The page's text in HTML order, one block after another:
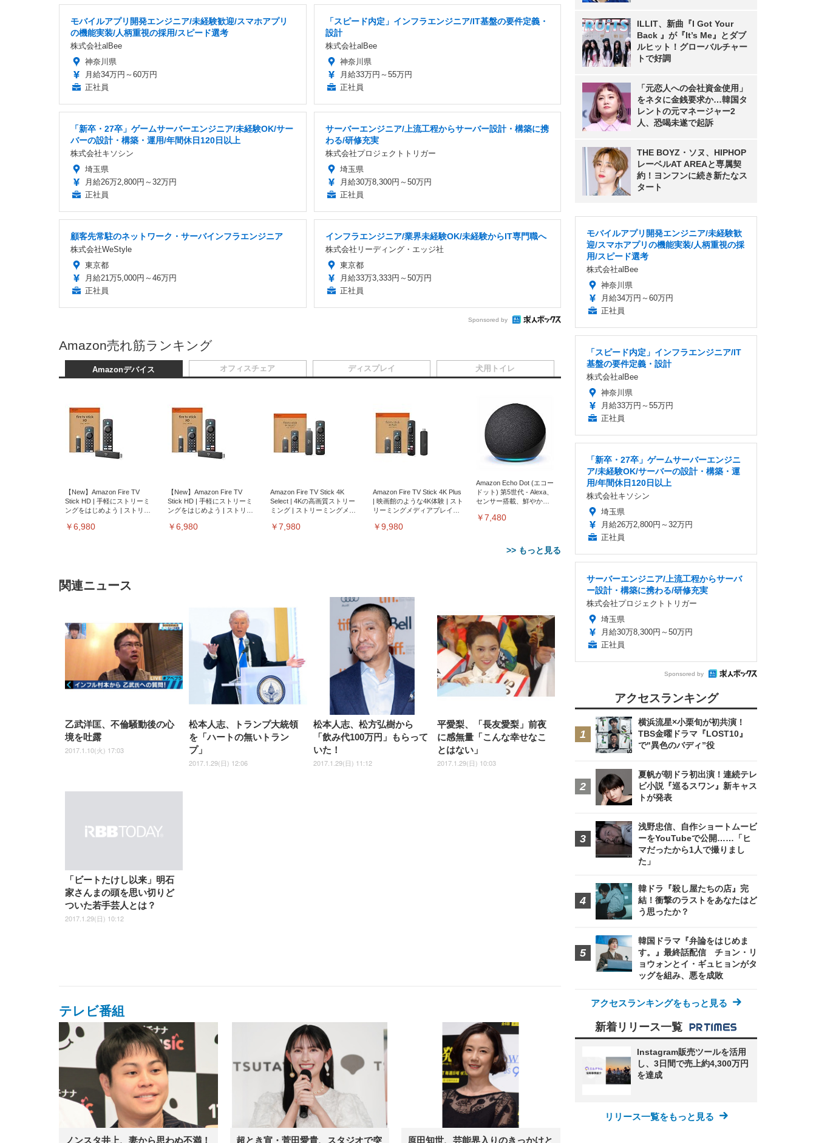
モバイルアプリ開発エンジニア/未経験歓迎/スマホアプリ
の機能実装/人柄重視の採用/スピード選考
株式会社alBee
神奈川県
月給34万円～60万円
正社員
「スピード内定」インフラエンジニア/IT基盤の要件定義・
設計
株式会社alBee
神奈川県
月給33万円～55万円
正社員
「新卒・27卒」ゲームサーバーエンジニア/未経験OK/サー
バーの設計・構築・運用/年間休日120日以上
株式会社キソシン
埼玉県
月給26万2,800円～32万円
正社員
サーバーエンジニア/上流工程からサーバー設計・構築に携
わる/研修充実
株式会社プロジェクトトリガー
埼玉県
月給30万8,300円～50万円
正社員
顧客先常駐のネットワーク・サーバインフラエンジニア
株式会社WeStyle
東京都
月給21万5,000円～46万円
正社員
インフラエンジニア/業界未経験OK/未経験からIT専門職へ
株式会社リーディング・エッジ社
東京都
月給33万3,333円～50万円
正社員
Sponsored by
Amazon売れ筋ランキング
Amazonデバイス
【New】Amazon Fire TV
Stick HD | 手軽にストリーミ
ングをはじめよう | ストリー
￥6,980
【New】Amazon Fire TV
Stick HD | 手軽にストリーミ
ングをはじめよう | ストリー
￥6,980
Amazon Fire TV Stick 4K
Select | 4Kの高画質ストリー
ミング | ストリーミングメデ
￥7,980
Amazon Fire TV Stick 4K Plus
| 映画館のような4K体験 | スト
リーミングメディアプレイヤ
￥9,980
Amazon Echo Dot (エコー
ドット) 第5世代 - Alexa、
センサー搭載、鮮やかな
￥7,480
>> もっと見る
オフィスチェア
[EdoErgo] オフィスチェア 椅
子 テレワーク 疲れない 跳ね
上げ式アームレスト コンパク
ッシュ 在宅ワーク H-
WY01(黒網+黒枠+黒足)
SIHOO B100 オフィスチェア
／デスクチェア メッシュチェ
ア 人間工学 疲れない ブラッ
￥27,999
Sezlife オフィスチェア デスク
チェア 疲れない テレワーク
チェア 強化バックレスト 30
度ロッキング機能 人間工学 椅
子 腰サポート 90度跳ね上げ
式アームレスト 3Dヘッドレス
ト ハンガー付き 高反発クッシ
ョン PCチェア 通気性メッシ
ュ ゲーミング/勉強/事務用 お
しゃれ パソコンチェア (ブラ
￥7,680
Sezlife オフィスチェア デスク
チェア 疲れない テレワーク
チェア 強化バックレスト 30度
ロッキング機能 人間工学 椅子
腰サポート 90度跳ね上げ式ア
ームレスト 3Dヘッドレスト
ハンガー付き 高反発クッショ
ン PCチェア 通気性メッシュ
ゲーミング/勉強/事務用 おし
ゃれ パソコンチェア (ホワイ
￥7,680
ANDWINT オフィスチェ
ア デスクチェア 肘なし メ
ッシュ 通気性 ランバーサ
ポート付き 腰サポート ガ
クト 幅52×奥行58.5×高さ
84～96cm テレワーク 在
宅勤務 ブラック
￥4,139
ディスプレイ
EIZO ビジネス向けプレミア
ムモニター | FlexScan
EV3240X-WT | 31.5型4K
UHD・USB Type-C・ホワイ
EIZO ビジネス向けプレミア
ムモニター | FlexScan
EV2740X-WT | 27.0型4K
UHD・USB Type-C・ホワイ
【純正品】27"ゲーミングモ
ニター DualSense 充電フッ
ク付き（CFI-ZDM1J）
￥49,979
【整備済み品】Dell
E2724HS 27インチ 液晶モ
ニター フル
HD（1920×1080）VA 非光
沢 HDMI/DisplayPort/VGA
スピーカー内蔵 高さ調整 ス
イベル VESA対応
ComfortView ビジネス向け
￥15,800
【MiniLED/24.5inch/280Hz/FHD】
GRAPHT THE SHOOTER
Gaming Monitor 24” Essential ゲ
ーミングモニター QD 24.5インチ
￥34,980
犬用トイレ
Amazonベーシック ペットシ
ーツ 薄型 レギュラー 1回使い
捨て 無香料 ホワイト 300枚
Amazonベーシック ペットシ
ーツ 厚型 ワイド 42枚x2袋(84
枚) ホワイト(吸収面:ライトブ
￥3,234
ネオ・ルーライフ ネオ・オム
ツ L 中型犬用 26枚入り 単品
￥1,800
Smart Basic(スマートベーシ
ック) 【Amazon.co.jp限定】
Smart Basic アイリスオーヤマ
ペットシーツ 超厚型 お徳用
ワイド 100枚入 (x 1) (ケース
販売)
￥3,670
アイリスオーヤマ ペット
シーツ 超厚型 お徳用 レギ
ュラー 200枚入
【Amazon.co.jp限定】
￥3,731
関連ニュース
乙武洋匡、不倫騒動後の心
境を吐露
2017.1.10(火) 17:03
松本人志、トランプ大統領
を「ハートの無いトラン
プ」
2017.1.29(日) 12:06
松本人志、松方弘樹から
「飲み代100万円」もらって
いた！
2017.1.29(日) 11:12
平愛梨、「長友愛梨」前夜
に感無量「こんな幸せなこ
とはない」
2017.1.29(日) 10:03
「ビートたけし以来」明石
家さんまの頭を思い切りど
ついた若手芸人とは？
2017.1.29(日) 10:12
テレビ番組
ノンスタ井上、妻から思わぬ不満！
超とき宣・菅田愛貴、スタジオで突
原田知世、芸能界入りのきっかけと
ILLIT、新曲『I Got Your
Back 』が『It’s Me』とダブ
ルヒット！グローバルチャー
トで好調
「元恋人への会社資金使用」
をネタに金銭要求か…韓国タ
レントの元マネージャー2
人、恐喝未遂で起訴
THE BOYZ・ソヌ、HIPHOP
レーベルAT AREAと専属契
約！ヨンフンに続き新たなス
タート
モバイルアプリ開発エンジニア/未経験歓
迎/スマホアプリの機能実装/人柄重視の採
用/スピード選考
株式会社alBee
神奈川県
月給34万円～60万円
正社員
「スピード内定」インフラエンジニア/IT
基盤の要件定義・設計
株式会社alBee
神奈川県
月給33万円～55万円
正社員
「新卒・27卒」ゲームサーバーエンジニ
ア/未経験OK/サーバーの設計・構築・運
用/年間休日120日以上
株式会社キソシン
埼玉県
月給26万2,800円～32万円
正社員
サーバーエンジニア/上流工程からサーバ
ー設計・構築に携わる/研修充実
株式会社プロジェクトトリガー
埼玉県
月給30万8,300円～50万円
正社員
Sponsored by
アクセスランキング
横浜流星×小栗旬が初共演！
TBS金曜ドラマ『LOST10』
で"異色のバディ”役
夏帆が朝ドラ初出演！連続テレ
ビ小説『巡るスワン』新キャス
トが発表
浅野忠信、自作ショートムービ
ーをYouTubeで公開……「ヒ
マだったから1人で撮りまし
た」
韓ドラ『殺し屋たちの店』完
結！衝撃のラストをあなたはど
う思ったか？
韓国ドラマ『弁論をはじめま
す。』最終話配信 チョン・リ
ョウォンとイ・ギュヒョンがタ
ッグを組み、悪を成敗
アクセスランキングをもっと見る
新着リリース一覧
Instagram販売ツールを活用
し、3日間で売上約4,300万円
を達成
リリース一覧をもっと見る